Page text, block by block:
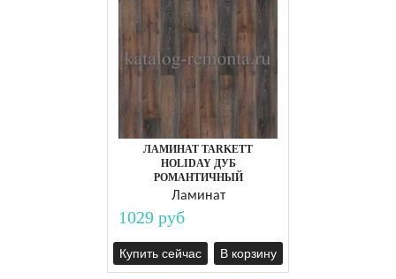
ЛАМИНАТ TARKETT
HOLIDAY ДУБ
РОМАНТИЧНЫЙ
Ламинат
1029 руб
Купить сейчас В корзину